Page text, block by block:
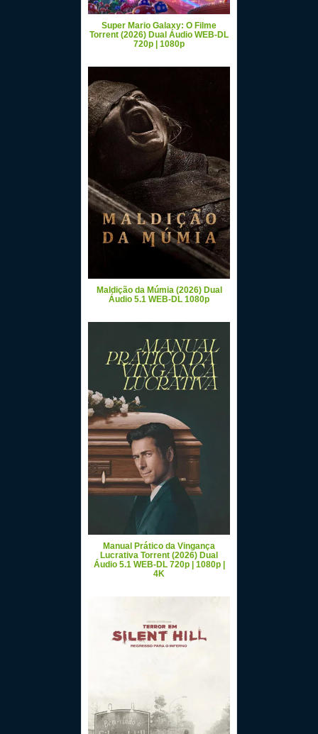
Super Mario Galaxy: O Filme
Torrent (2026) Dual Áudio WEB-DL
720p | 1080p
Maldição da Múmia (2026) Dual
Áudio 5.1 WEB-DL 1080p
Manual Prático da Vingança
Lucrativa Torrent (2026) Dual
Áudio 5.1 WEB-DL 720p | 1080p |
4K